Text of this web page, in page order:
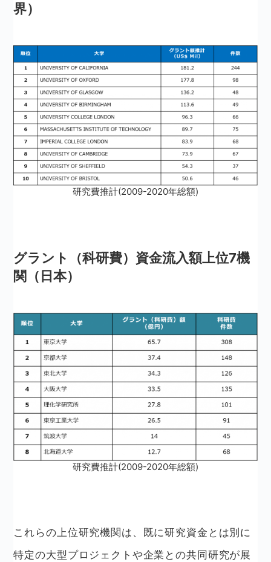
界）
研究費推計(2009-2020年総額)
グラント（科研費）資金流入額上位7機
関（日本）
研究費推計(2009-2020年総額)
これらの上位研究機関は、既に研究資金とは別に
特定の大型プロジェクトや企業との共同研究が展